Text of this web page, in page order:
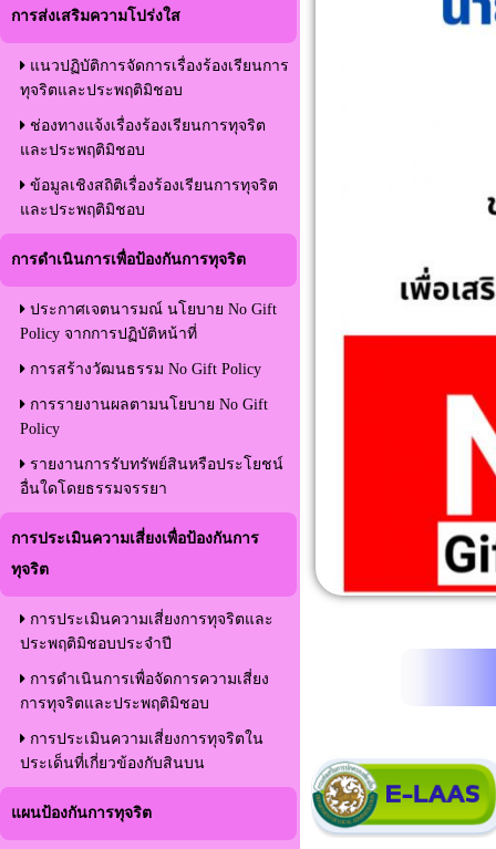
การส่งเสริมความโปร่งใส
แนวปฏิบัติการจัดการเรื่องร้องเรียนการ
ทุจริตและประพฤติมิชอบ
ช่องทางแจ้งเรื่องร้องเรียนการทุจริต
และประพฤติมิชอบ
ข้อมูลเชิงสถิติเรื่องร้องเรียนการทุจริต
และประพฤติมิชอบ
การดำเนินการเพื่อป้องกันการทุจริต
ประกาศเจตนารมณ์ นโยบาย No Gift
Policy จากการปฏิบัติหน้าที่
การสร้างวัฒนธรรม No Gift Policy
การรายงานผลตามนโยบาย No Gift
Policy
รายงานการรับทรัพย์สินหรือประโยชน์
อื่นใดโดยธรรมจรรยา
การประเมินความเสี่ยงเพื่อป้องกันการ
ทุจริต
การประเมินความเสี่ยงการทุจริตและ
ประพฤติมิชอบประจำปี
การดำเนินการเพื่อจัดการความเสี่ยง
การทุจริตและประพฤติมิชอบ
การประเมินความเสี่ยงการทุจริตใน
ประเด็นที่เกี่ยวข้องกับสินบน
แผนป้องกันการทุจริต